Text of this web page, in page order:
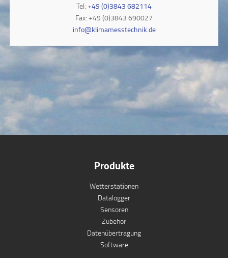
Tel: +49 (0)3843 682114
Fax: +49 (0)3843 690027
info@klimamesstechnik.de
Produkte
Wetterstationen
Datalogger
Sensoren
Zubehör
Datenübertragung
Software